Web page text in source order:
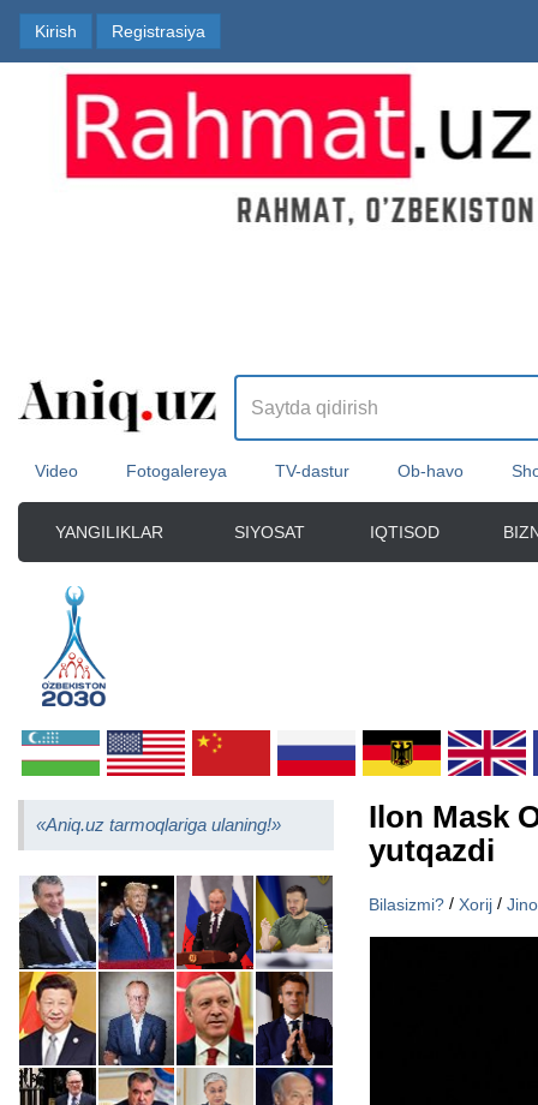
Kirish Registrasiya
Video Fotogalereya TV-dastur Ob-havo
YANGILIKLAR SIYOSAT IQTISOD
«Aniq.uz tarmoqlariga ulaning!»
Ilon Mask
yutqazdi
Bilasizmi? /Xorij /